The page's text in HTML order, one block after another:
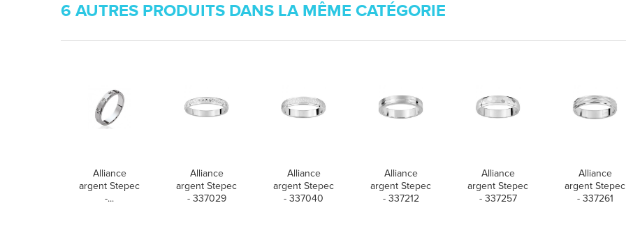
6 AUTRES PRODUITS DANS LA MÊME CATÉGORIE
Alliance
argent Stepec
-...
Alliance
argent Stepec
- 337029
Alliance
argent Stepec
- 337040
Alliance
argent Stepec
- 337212
Alliance
argent Stepec
- 337257
Alliance
argent Stepec
- 337261